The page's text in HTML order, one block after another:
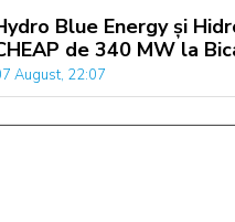
Blue Energy și
de 340 MW la
August, 22:07